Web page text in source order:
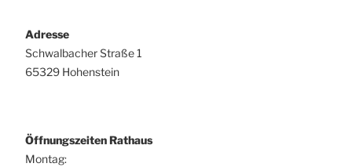
Adresse
Schwalbacher Straße 1
65329 Hohenstein
Öffnungszeiten Rathaus
Montag: